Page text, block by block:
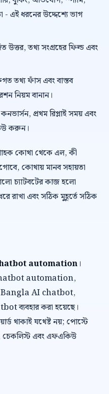
- এই ধরনের উদ্দেশ্যে ভাগ
উত্তর, তথ্য সংগ্রহের ফিল্ড এবং
তথ্য ফাঁস এবং বাস্তব
নিয়ম বানান।
প্রথম রিপ্লাই সময় এবং
করুন।
কোথা থেকে এল, কী
কোথায় মানব সহায়তা
চ্যাটবটের কাজ হলো
রাখা এবং সঠিক মুহূর্তে সঠিক
automation ।
chatbot automation,
AI chatbot,
ব্যবহার করা হয়েছে।
থাকাই যথেষ্ট নয়; পোস্টে
চেকলিস্ট এবং এফএকিউ